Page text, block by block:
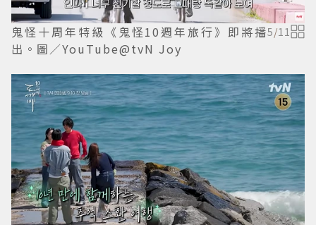
鬼怪十周年特級《鬼怪10週年旅行》即將播
出。圖／YouTube@tvN Joy
5/11